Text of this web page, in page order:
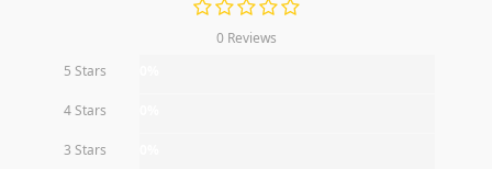
0 Reviews
5 Stars
4 Stars
3 Stars